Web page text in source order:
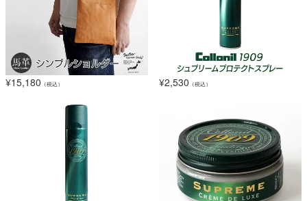
¥15,180 （税込） ¥2,530 （税込）